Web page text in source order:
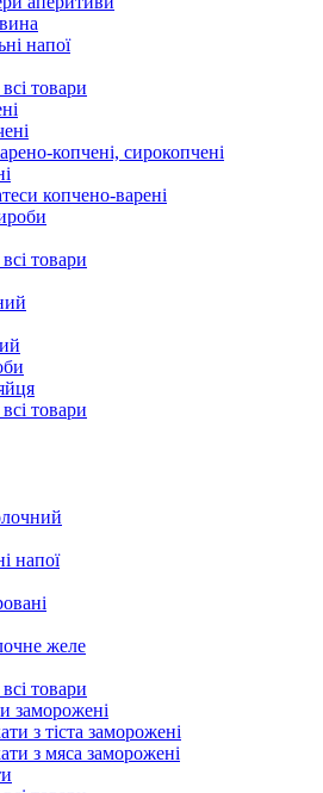
напої
товари
копчені, сирокопчені
копчено-варені
товари
товари
напої
желе
товари
заморожені
з тіста заморожені
з мяса заморожені